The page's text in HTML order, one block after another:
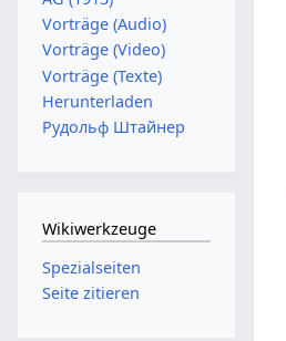
Vorträge (Audio)
Vorträge (Video)
Vorträge (Texte)
Herunterladen
Рудольф Штайнер
Wikiwerkzeuge
Spezialseiten
Seite zitieren